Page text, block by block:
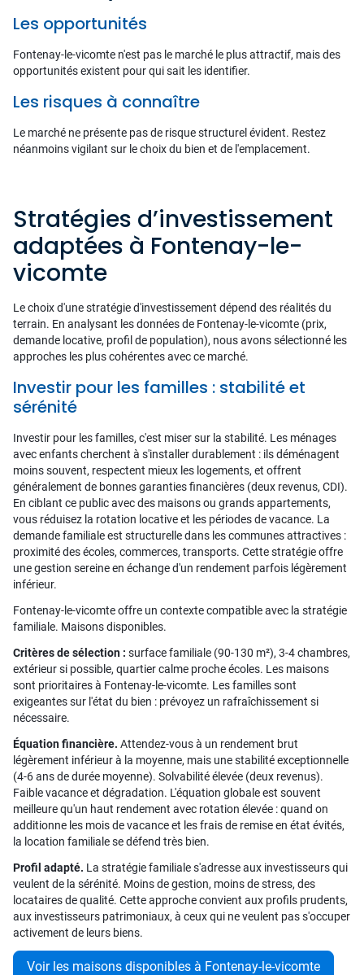
Les opportunités
Fontenay-le-vicomte n'est pas le marché le plus attractif, mais des
opportunités existent pour qui sait les identifier.
Les risques à connaître
Le marché ne présente pas de risque structurel évident. Restez
néanmoins vigilant sur le choix du bien et de l'emplacement.
Stratégies d’investissement
adaptées à Fontenay-le-
vicomte
Le choix d'une stratégie d'investissement dépend des réalités du
terrain. En analysant les données de Fontenay-le-vicomte (prix,
demande locative, profil de population), nous avons sélectionné les
approches les plus cohérentes avec ce marché.
Investir pour les familles : stabilité et
sérénité
Investir pour les familles, c'est miser sur la stabilité. Les ménages
avec enfants cherchent à s'installer durablement : ils déménagent
moins souvent, respectent mieux les logements, et offrent
généralement de bonnes garanties financières (deux revenus, CDI).
En ciblant ce public avec des maisons ou grands appartements,
vous réduisez la rotation locative et les périodes de vacance. La
demande familiale est structurelle dans les communes attractives :
proximité des écoles, commerces, transports. Cette stratégie offre
une gestion sereine en échange d'un rendement parfois légèrement
inférieur.
Fontenay-le-vicomte offre un contexte compatible avec la stratégie
familiale. Maisons disponibles.
Critères de sélection : surface familiale (90-130 m²), 3-4 chambres,
extérieur si possible, quartier calme proche écoles. Les maisons
sont prioritaires à Fontenay-le-vicomte. Les familles sont
exigeantes sur l'état du bien : prévoyez un rafraîchissement si
nécessaire.
Équation financière. Attendez-vous à un rendement brut
légèrement inférieur à la moyenne, mais une stabilité exceptionnelle
(4-6 ans de durée moyenne). Solvabilité élevée (deux revenus).
Faible vacance et dégradation. L'équation globale est souvent
meilleure qu'un haut rendement avec rotation élevée : quand on
additionne les mois de vacance et les frais de remise en état évités,
la location familiale se défend très bien.
Profil adapté. La stratégie familiale s'adresse aux investisseurs qui
veulent de la sérénité. Moins de gestion, moins de stress, des
locataires de qualité. Cette approche convient aux profils prudents,
aux investisseurs patrimoniaux, à ceux qui ne veulent pas s'occuper
activement de leurs biens.
Voir les maisons disponibles à Fontenay-le-vicomte